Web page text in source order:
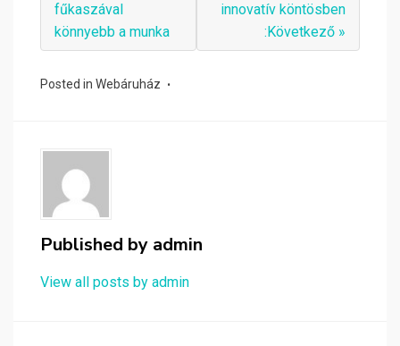
fűkaszával
könnyebb a munka
innovatív köntösben
:Következő »
Posted in Webáruház
Published by admin
View all posts by admin